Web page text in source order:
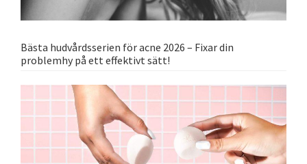
Bästa hudvårdsserien för acne 2026 – Fixar din
problemhy på ett effektivt sätt!